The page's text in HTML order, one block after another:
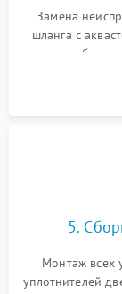
Замена
шланга с
патрубках
5.
Монтаж всех
уплотнителей